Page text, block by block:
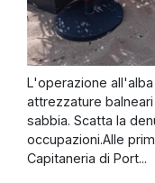
L'operazione
attrezzature
sabbia. Scatta la
occupazioni.Alle
Capitaneria di Port...